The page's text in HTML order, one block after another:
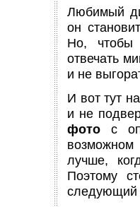
Любимый
он
Но, чтобы
отвечать
и не
И вот тут
и не
фото с
лучше,
Поэтому
следующий